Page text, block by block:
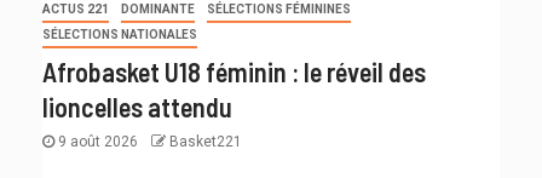
ACTUS 221 DOMINANTE
SÉLECTIONS FÉMININES
SÉLECTIONS NATIONALES
Afrobasket U18 féminin : le réveil des
lioncelles attendu
9 août 2026 Basket221